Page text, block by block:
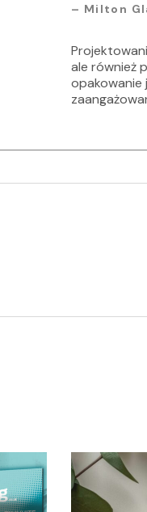
– Milton
ale również
opakowanie